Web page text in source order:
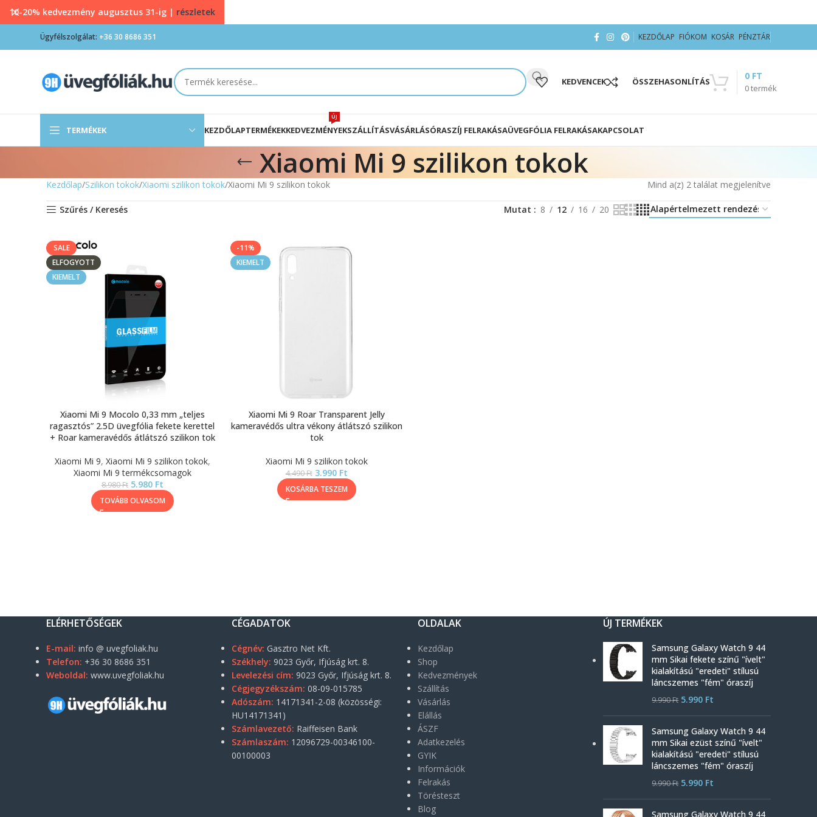
Ügyfélszolgálat: +36 30 8686 351 KEZDŐLAP FIÓKOM KOSÁR PÉNZTÁR
KEDVENCEK ÖSSZEHASONLÍTÁS
0termék
0 FT
TERMÉKEK KEZDŐLAPTERMÉKEKKEDVEZMÉNYEK
ÚJ
SZÁLLÍTÁSVÁSÁRLÁSÓRASZÍJ FELRAKÁSAÜVEGFÓLIA FELRAKÁSAKAPCSOLAT
Xiaomi Mi 9 szilikon tokok
Kezdőlap Szilikon tokok Xiaomi szilikon tokok Xiaomi Mi 9 szilikon tokok Mind a(z) 2 találat megjelenítve
Szűrés / Keresés Mutat 8 12 16 20
SALE
ELFOGYOTT
KIEMELT
Xiaomi Mi 9 Mocolo 0,33 mm „teljes
ragasztós” 2.5D üvegfólia fekete kerettel
+ Roar kameravédős átlátszó szilikon tok
Xiaomi Mi 9, Xiaomi Mi 9 szilikon tokok,
Xiaomi Mi 9 termékcsomagok
8.980Ft 5.980 Ft
TOVÁBB OLVASOM
-11%
KIEMELT
Xiaomi Mi 9 Roar Transparent Jelly
kameravédős ultra vékony átlátszó szilikon
tok
Xiaomi Mi 9 szilikon tokok
4.490Ft 3.990 Ft
KOSÁRBA TESZEM
ELÉRHETŐSÉGEK
E-mail: info @ uvegfoliak.hu
Telefon: +36 30 8686 351
Weboldal: www.uvegfoliak.hu
CÉGADATOK
Cégnév: Gasztro Net Kft.
Székhely: 9023 Győr, Ifjúság krt. 8.
Levelezési cím: 9023 Győr, Ifjúság krt. 8.
Cégjegyzékszám: 08-09-015785
Adószám: 14171341-2-08 (közösségi:
HU14171341)
Számlavezető: Raiffeisen Bank
Számlaszám: 12096729-00346100-
00100003
OLDALAK
Kezdőlap
Shop
Kedvezmények
Szállítás
Vásárlás
Elállás
ÁSZF
Adatkezelés
GYIK
Információk
Felrakás
Törésteszt
Blog
ÚJ TERMÉKEK
Samsung Galaxy Watch 9 44
mm Sikai fekete színű "ívelt"
kialakítású "eredeti" stílusú
láncszemes "fém" óraszíj
9.990Ft 5.990 Ft
Samsung Galaxy Watch 9 44
mm Sikai ezüst színű "ívelt"
kialakítású "eredeti" stílusú
láncszemes "fém" óraszíj
9.990Ft 5.990 Ft
Samsung Galaxy Watch 9 44
10-20% kedvezmény augusztus 31-ig | részletek